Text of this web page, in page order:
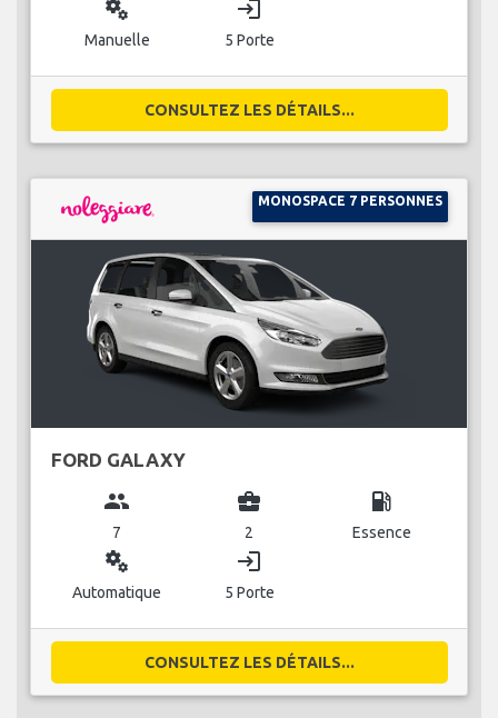
miscellaneous_services
Manuelle
login
5 Porte
CONSULTEZ LES DÉTAILS...
MONOSPACE 7 PERSONNES
FORD GALAXY
group
7
business_center
2
local_gas_station
Essence
miscellaneous_services
Automatique
login
5 Porte
CONSULTEZ LES DÉTAILS...